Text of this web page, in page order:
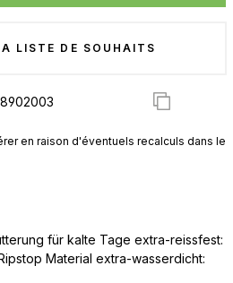
LISTE DE SOUHAITS
en raison d'éventuels recalculs dans le
für kalte Tage extra-reissfest:
Material extra-wasserdicht: